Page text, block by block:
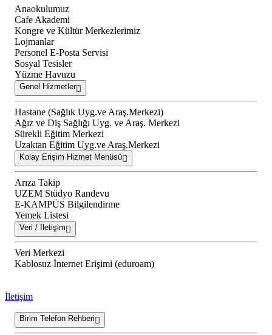
Anaokulumuz
Cafe Akademi
Kongre ve Kültür Merkezlerimiz
Lojmanlar
Personel E-Posta Servisi
Sosyal Tesisler
Yüzme Havuzu
Genel Hizmetler
Hastane (Sağlık Uyg.ve Araş.Merkezi)
Ağız ve Diş Sağlığı Uyg. ve Araş. Merkezi
Sürekli Eğitim Merkezi
Uzaktan Eğitim Uyg.ve Araş.Merkezi
Kolay Erişim Hizmet Menüsü
Arıza Takip
UZEM Stüdyo Randevu
E-KAMPÜS Bilgilendirme
Yemek Listesi
Veri / İletişim
Veri Merkezi
Kablosuz İnternet Erişimi (eduroam)
İletişim
Birim Telefon Rehberi